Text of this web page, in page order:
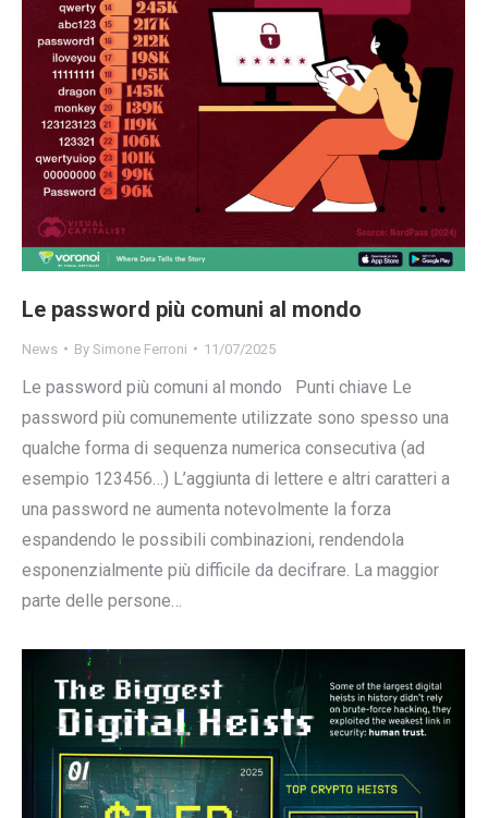
Le password più comuni al mondo
News By Simone Ferroni 11/07/2025
Le password più comuni al mondo Punti chiave Le
password più comunemente utilizzate sono spesso una
qualche forma di sequenza numerica consecutiva (ad
esempio 123456…) L’aggiunta di lettere e altri caratteri a
una password ne aumenta notevolmente la forza
espandendo le possibili combinazioni, rendendola
esponenzialmente più difficile da decifrare. La maggior
parte delle persone…